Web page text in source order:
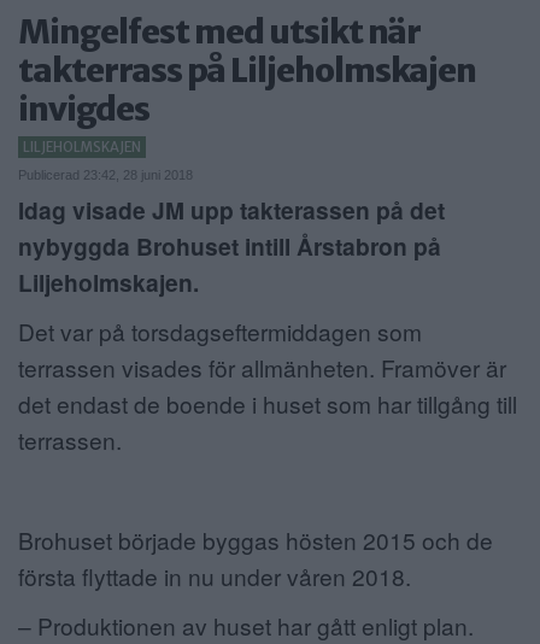
KALENDER
KONTAKT
SAMARBETEN
ANNONSERA
NÄRINGSLIV
MER
Mingelfest med utsikt när
takterrass på Liljeholmskajen
invigdes
LILJEHOLMSKAJEN
Publicerad 23:42, 28 juni 2018
Idag visade JM upp takterassen på det
nybyggda Brohuset intill Årstabron på
Liljeholmskajen.
Det var på torsdagseftermiddagen som
terrassen visades för allmänheten. Framöver är
det endast de boende i huset som har tillgång till
terrassen.
Brohuset började byggas hösten 2015 och de
första flyttade in nu under våren 2018.
– Produktionen av huset har gått enligt plan.